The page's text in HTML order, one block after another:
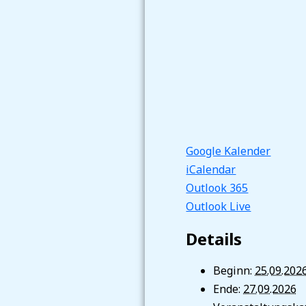
Google Kalender
iCalendar
Outlook 365
Outlook Live
Details
Beginn:
Ende: 27.09.2026